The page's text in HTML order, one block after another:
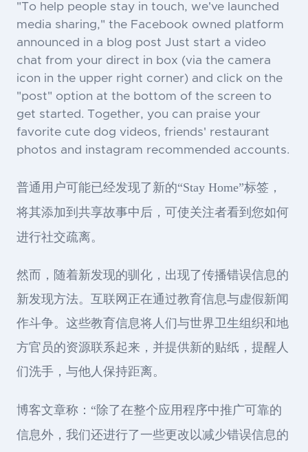
"To help people stay in touch, we've launched
media sharing," the Facebook owned platform
announced in a blog post Just start a video
chat from your direct in box (via the camera
icon in the upper right corner) and click on the
"post" option at the bottom of the screen to
get started. Together, you can praise your
favorite cute dog videos, friends' restaurant
photos and instagram recommended accounts.
普通用户可能已经发现了新的“Stay Home”标签，
将其添加到共享故事中后，可使关注者看到您如何
进行社交疏离。
然而，随着新发现的驯化，出现了传播错误信息的
新发现方法。互联网正在通过教育信息与虚假新闻
作斗争。这些教育信息将人们与世界卫生组织和地
方官员的资源联系起来，并提供新的贴纸，提醒人
们洗手，与他人保持距离。
博客文章称：“除了在整个应用程序中推广可靠的
信息外，我们还进行了一些更改以减少错误信息的